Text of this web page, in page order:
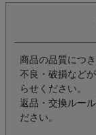
商品の品質につ
不良・破損など
らせください。
返品・交換ルー
ださい。